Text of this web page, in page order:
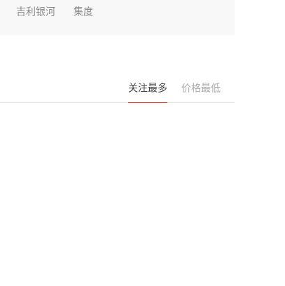
吉利银河 集度
关注最多 价格最低